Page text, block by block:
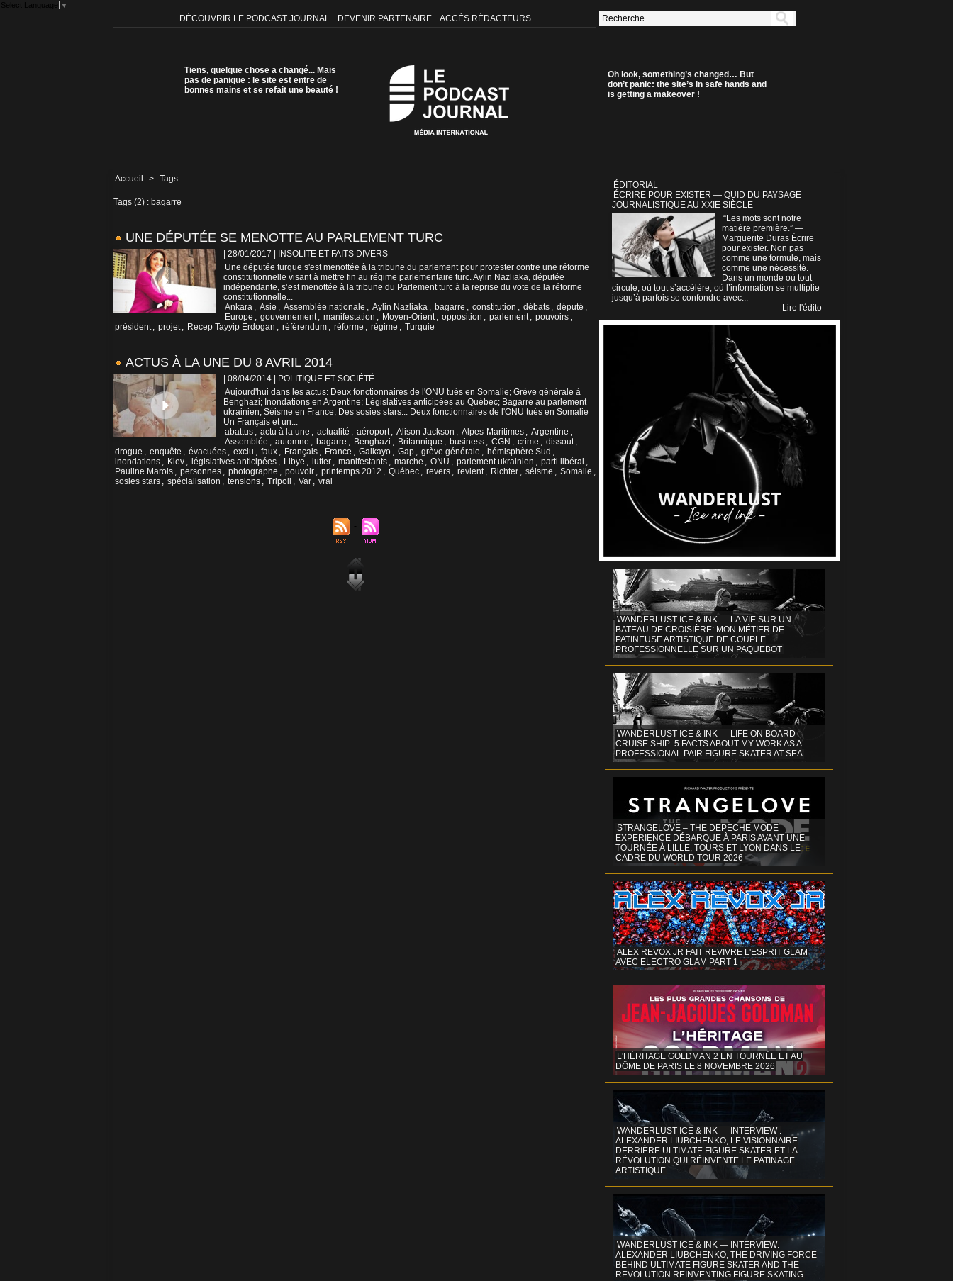
Select Language ▼
DÉCOUVRIR LE PODCAST JOURNAL DEVENIR PARTENAIRE ACCÈS RÉDACTEURS
Tiens, quelque chose a changé... Mais
pas de panique : le site est entre de
bonnes mains et se refait une beauté !
Oh look, something’s changed… But
don’t panic: the site’s in safe hands and
is getting a makeover !
Accueil > Tags
Tags (2) : bagarre
UNE DÉPUTÉE SE MENOTTE AU PARLEMENT TURC
| 28/01/2017
INSOLITE ET FAITS DIVERS
Une députée turque s'est menottée à la tribune du parlement pour protester contre une réforme
constitutionnelle visant à mettre fin au régime parlementaire turc. Aylin Nazlıaka, députée
indépendante, s’est menottée à la tribune du Parlement turc à la reprise du vote de la réforme
constitutionnelle...
Ankara , Asie , Assemblée nationale , Aylin Nazliaka , bagarre , constitution , débats , député ,
Europe , gouvernement , manifestation , Moyen-Orient , opposition , parlement , pouvoirs ,
président , projet , Recep Tayyip Erdogan , référendum , réforme , régime , Turquie
ACTUS À LA UNE DU 8 AVRIL 2014
| 08/04/2014
POLITIQUE ET SOCIÉTÉ
Aujourd'hui dans les actus: Deux fonctionnaires de l'ONU tués en Somalie; Grève générale à
Benghazi; Inondations en Argentine; Législatives anticipées au Québec; Bagarre au parlement
ukrainien; Séisme en France; Des sosies stars... Deux fonctionnaires de l'ONU tués en Somalie
Un Français et un...
abattus , actu à la une , actualité , aéroport , Alison Jackson , Alpes-Maritimes , Argentine ,
Assemblée , automne , bagarre , Benghazi , Britannique , business , CGN , crime , dissout ,
drogue , enquête , évacuées , exclu , faux , Français , France , Galkayo , Gap , grève générale , hémisphère Sud ,
inondations , Kiev , législatives anticipées , Libye , lutter , manifestants , marche , ONU , parlement ukrainien , parti libéral ,
Pauline Marois , personnes , photographe , pouvoir , printemps 2012 , Québec , revers , revient , Richter , séisme , Somalie ,
sosies stars , spécialisation , tensions , Tripoli , Var , vrai
ÉDITORIAL
ÉCRIRE POUR EXISTER — QUID DU PAYSAGE
JOURNALISTIQUE AU XXIE SIÈCLE
“Les mots sont notre
matière première.” —
Marguerite Duras Écrire
pour exister. Non pas
comme une formule, mais
comme une nécessité.
Dans un monde où tout
circule, où tout s’accélère, où l’information se multiplie
jusqu’à parfois se confondre avec...
Lire l'édito
WANDERLUST ICE & INK — LA VIE SUR UN
BATEAU DE CROISIÈRE: MON MÉTIER DE
PATINEUSE ARTISTIQUE DE COUPLE
PROFESSIONNELLE SUR UN PAQUEBOT
WANDERLUST ICE & INK — LIFE ON BOARD
CRUISE SHIP: 5 FACTS ABOUT MY WORK AS A
PROFESSIONAL PAIR FIGURE SKATER AT SEA
STRANGELOVE – THE DEPECHE MODE
EXPERIENCE DÉBARQUE À PARIS AVANT UNE
TOURNÉE À LILLE, TOURS ET LYON DANS LE
CADRE DU WORLD TOUR 2026
ALEX REVOX JR FAIT REVIVRE L'ESPRIT GLAM
AVEC ELECTRO GLAM PART 1
L'HÉRITAGE GOLDMAN 2 EN TOURNÉE ET AU
DÔME DE PARIS LE 8 NOVEMBRE 2026
WANDERLUST ICE & INK — INTERVIEW :
ALEXANDER LIUBCHENKO, LE VISIONNAIRE
DERRIÈRE ULTIMATE FIGURE SKATER ET LA
RÉVOLUTION QUI RÉINVENTE LE PATINAGE
ARTISTIQUE
WANDERLUST ICE & INK — INTERVIEW:
ALEXANDER LIUBCHENKO, THE DRIVING FORCE
BEHIND ULTIMATE FIGURE SKATER AND THE
REVOLUTION REINVENTING FIGURE SKATING